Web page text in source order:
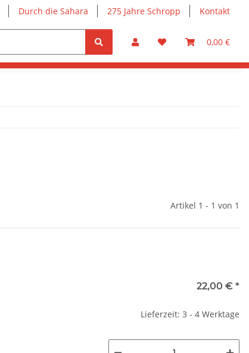
Durch die Sahara 275 Jahre Schropp Kontakt
0,00 €
Artikel 1 - 1 von 1
22,00 € *
Lieferzeit: 3 - 4 Werktage